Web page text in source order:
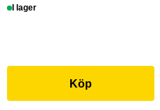
I lager
Köp